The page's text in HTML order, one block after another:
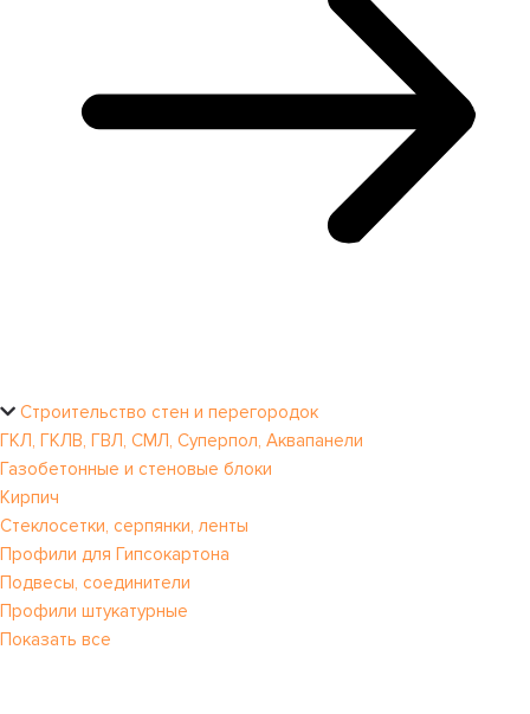
Строительство стен и перегородок
ГКЛ, ГКЛВ, ГВЛ, СМЛ, Суперпол, Аквапанели
Газобетонные и стеновые блоки
Кирпич
Стеклосетки, серпянки, ленты
Профили для Гипсокартона
Подвесы, соединители
Профили штукатурные
Показать все